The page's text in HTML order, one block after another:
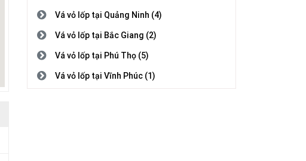
Vá vỏ lốp tại Quảng Ninh (4)
Vá vỏ lốp tại Bắc Giang (2)
Vá vỏ lốp tại Phú Thọ (5)
Vá vỏ lốp tại Vĩnh Phúc (1)